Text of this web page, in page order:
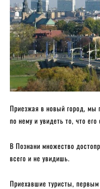
Приезжая в новый город, мы
по нему и увидеть то, что
В Познани множество
всего и не увидишь.
Приехавшие туристы,